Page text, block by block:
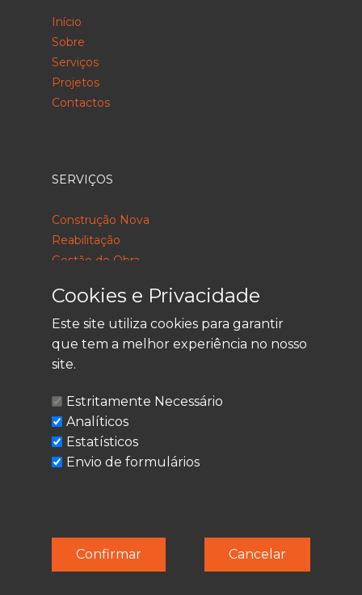
Início
Sobre
Serviços
Projetos
Contactos
SERVIÇOS
Construção Nova
Reabilitação
Gestão de Obra
LEGAL
Política de Privacidade
Termos de Utilização
Cookies
© Techolder. Todos os direitos reservados.
SmashLine
Cookies e Privacidade
Este site utiliza cookies para garantir
que tem a melhor experiência no nosso
site.
Estritamente Necessário
Analíticos
Estatísticos
Envio de formulários
Cancelar
Confirmar